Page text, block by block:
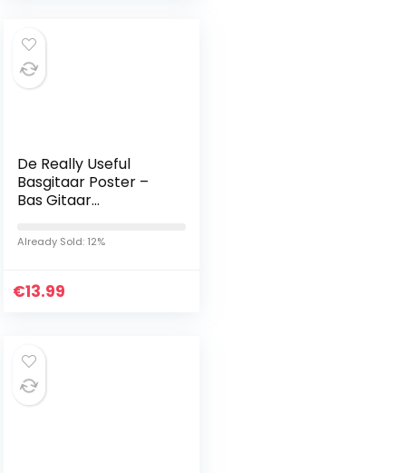
De Really Useful
Basgitaar Poster –
Bas Gitaar
Geïllustreerde
Akkoorden en
Already Sold: 12%
€13.99